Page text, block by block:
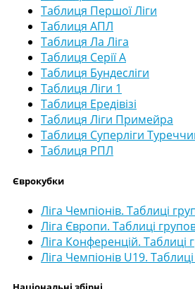
Таблиця Першої Ліги
Таблиця АПЛ
Таблиця Ла Ліга
Таблиця Серії А
Таблиця Бундесліги
Таблиця Ліги 1
Таблиця Ередівізі
Таблиця Ліги Примейра
Таблиця Суперліги
Таблиця РПЛ
Єврокубки
Ліга Чемпіонів. Таблиці
Ліга Європи. Таблиці
Ліга Конференцій. Таблиці
Ліга Чемпіонів U19.